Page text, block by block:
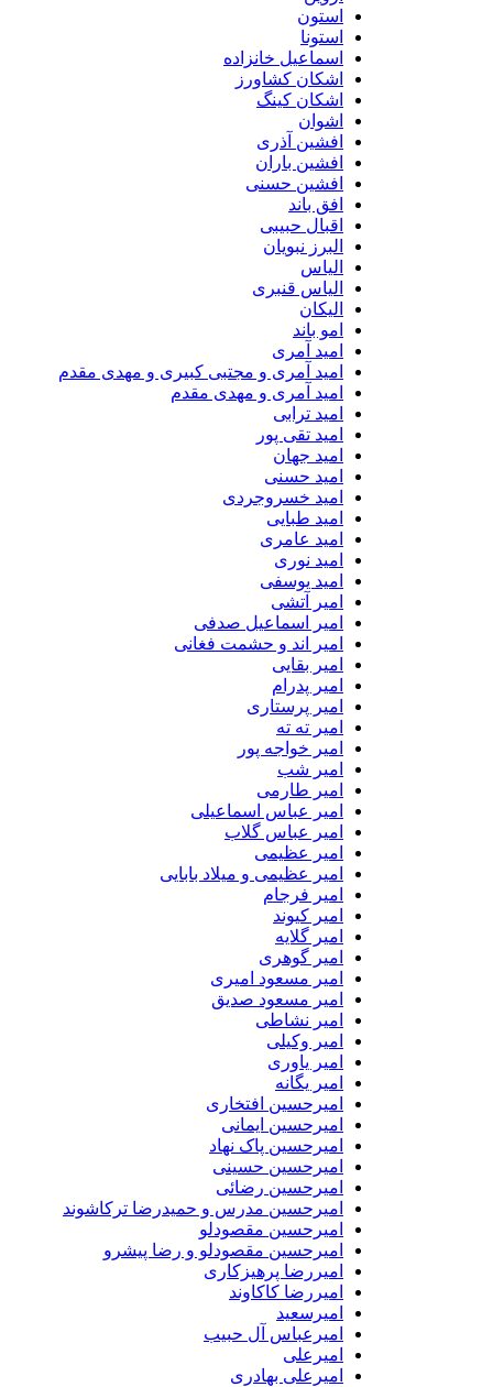
اسماعیل خانزاده
اشکان کشاورز
اشکان کینگ
افشین آذری
افشین باران
افشین حسنی
افق باند
اقبال حبیبی
البرز نبویان
الیاس قنبرى
امو باند
امید آمری
امید آمری و مجتبی کبیری و مهدى مقدم
امید آمری و مهدی مقدم
امید ترابی
امید تقی پور
امید جهان
امید حسنی
امید خسروجردی
امید طبایی
امید عامری
امید نوری
امید یوسفی
امیر آتشی
امیر اسماعیل صدفی
امیر اند و حشمت فغانی
امیر بقایی
امیر پدرام
امیر پرستاری
امیر ته ته
امیر خواجه پور
امیر شب
امیر طارمی
امیر عباس اسماعیلی
امیر عباس گلاب
امیر عظیمی
امیر عظیمی و میلاد بابایی
امیر فرجام
امیر کیوند
امیر گلایه
امیر گوهری
امیر مسعود امیری
امیر مسعود صدیق
امیر نشاطی
امیر وکیلی
امیر یاوری
امیر یگانه
امیرحسین افتخاری
امیرحسین ایمانی
امیرحسین پاک نهاد
امیرحسین حسینی
امیرحسین رضائی
امیرحسین مدرس و حمیدرضا ترکاشوند
امیرحسین مقصودلو
امیرحسین مقصودلو و رضا پیشرو
امیررضا پرهیزکاری
امیررضا کاکاوند
امیرسعید
امیرعباس آل حبیب
امیرعلی
امیرعلی بهادری